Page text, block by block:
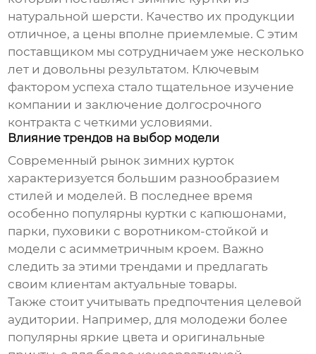
натуральной шерсти. Качество их продукции
отличное, а цены вполне приемлемые. С этим
поставщиком мы сотрудничаем уже несколько
лет и довольны результатом. Ключевым
фактором успеха стало тщательное изучение
компании и заключение долгосрочного
контракта с четкими условиями.
Влияние трендов на выбор модели
Современный рынок зимних курток
характеризуется большим разнообразием
стилей и моделей. В последнее время
особенно популярны куртки с капюшонами,
парки, пуховики с воротником-стойкой и
модели с асимметричным кроем. Важно
следить за этими трендами и предлагать
своим клиентам актуальные товары.
Также стоит учитывать предпочтения целевой
аудитории. Например, для молодежи более
популярны яркие цвета и оригинальные